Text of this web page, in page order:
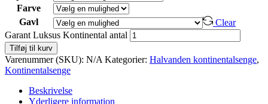
Farve
Gavl
Clear
Garant Luksus Kontinental antal
Tilføj til kurv
Varenummer (SKU): N/A Kategorier: Halvanden kontinentalsenge,
Kontinentalsenge
Beskrivelse
Yderligere information